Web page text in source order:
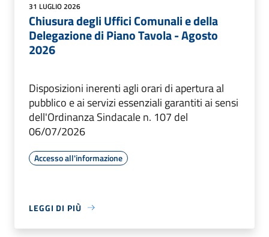
31 LUGLIO 2026
Chiusura degli Uffici Comunali e della
Delegazione di Piano Tavola - Agosto
2026
Disposizioni inerenti agli orari di apertura al
pubblico e ai servizi essenziali garantiti ai sensi
dell'Ordinanza Sindacale n. 107 del
06/07/2026
Accesso all'informazione
LEGGI DI PIÙ